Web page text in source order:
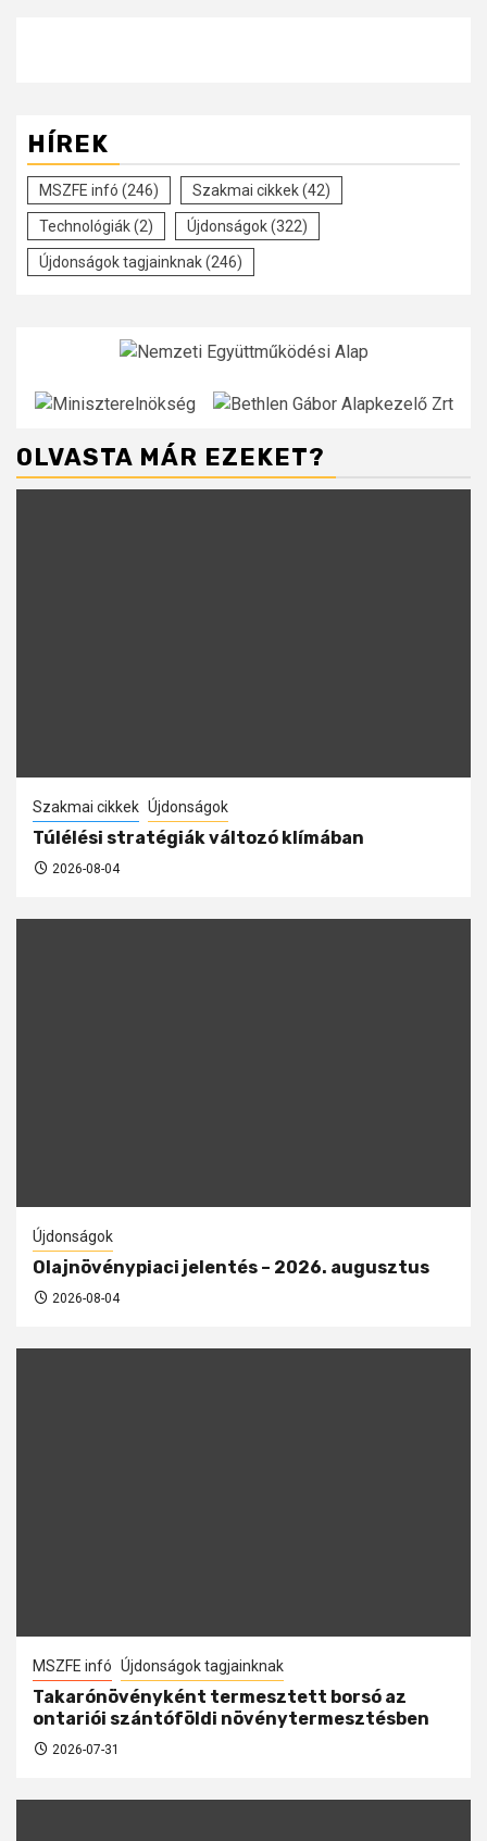
HÍREK
MSZFE infó (246) Szakmai cikkek(42)
Technológiák(2) Újdonságok(322)
Újdonságok tagjainknak(246)
OLVASTA MÁR EZEKET?
Szakmai cikkek Újdonságok
Túlélési stratégiák változó klímában
2026-08-04
Újdonságok
Olajnövénypiaci jelentés – 2026. augusztus
2026-08-04
MSZFE infó Újdonságok tagjainknak
Takarónövényként termesztett borsó az
ontariói szántóföldi növénytermesztésben
2026-07-31